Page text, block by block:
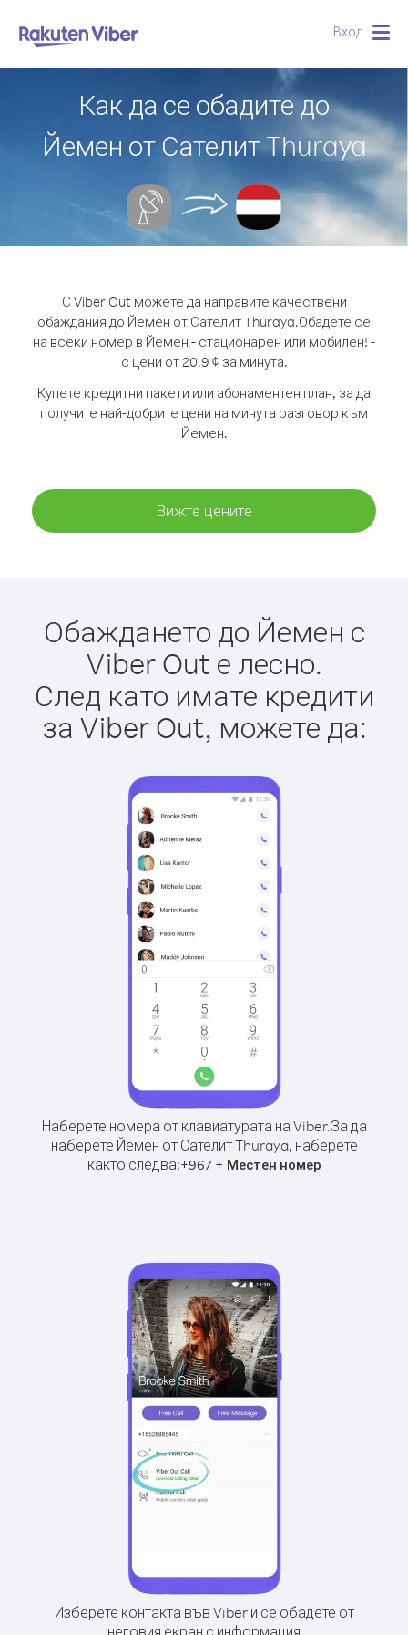
Вход
Как да се обадите до
Йемен от Сателит Thuraya
С Viber Out можете да направите качествени
обаждания до Йемен от Сателит Thuraya.Обадете се
на всеки номер в Йемен - стационарен или мобилен! -
с цени от 20.9 ¢ за минута.
Купете кредитни пакети или абонаментен план, за да
получите най-добрите цени на минута разговор към
Йемен.
Вижте цените
Обаждането до Йемен с
Viber Out е лесно.
След като имате кредити
за Viber Out, можете да:
Наберете номера от клавиатурата на Viber.За да
наберете Йемен от Сателит Thuraya, наберете
както следва:+967+ Местен номер
Изберете контакта във Viber и се обадете от
неговия екран с информация